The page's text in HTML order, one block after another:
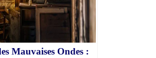
Mauvaises Ondes :